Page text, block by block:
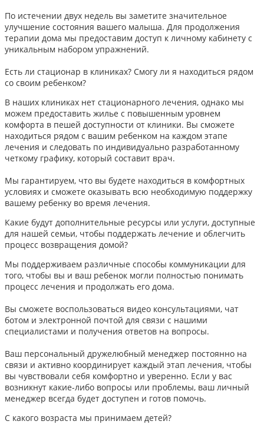
По истечении двух недель вы заметите значительное
улучшение состояния вашего малыша. Для продолжения
терапии дома мы предоставим доступ к личному кабинету с
уникальным набором упражнений.
Есть ли стационар в клиниках? Смогу ли я находиться рядом
со своим ребенком?
В наших клиниках нет стационарного лечения, однако мы
можем предоставить жилье с повышенным уровнем
комфорта в пешей доступности от клиники. Вы сможете
находиться рядом с вашим ребенком на каждом этапе
лечения и следовать по индивидуально разработанному
четкому графику, который составит врач.
Мы гарантируем, что вы будете находиться в комфортных
условиях и сможете оказывать всю необходимую поддержку
вашему ребенку во время лечения.
Какие будут дополнительные ресурсы или услуги, доступные
для нашей семьи, чтобы поддержать лечение и облегчить
процесс возвращения домой?
Мы поддерживаем различные способы коммуникации для
того, чтобы вы и ваш ребенок могли полностью понимать
процесс лечения и продолжать его дома.
Вы сможете воспользоваться видео консультациями, чат
ботом и электронной почтой для связи с нашими
специалистами и получения ответов на вопросы.
Ваш персональный дружелюбный менеджер постоянно на
связи и активно координирует каждый этап лечения, чтобы
вы чувствовали себя комфортно и уверенно. Если у вас
возникнут какие-либо вопросы или проблемы, ваш личный
менеджер всегда будет доступен и готов помочь.
С какого возраста мы принимаем детей?